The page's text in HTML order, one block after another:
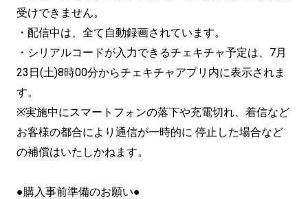
受けできません。
・配信中は、全て自動録画されています。
・シリアルコードが入力できるチェキチャ予定は、7月
23日(土)8時00分からチェキチャアプリ内に表示されま
す。
※実施中にスマートフォンの落下や充電切れ、着信など
お客様の都合により通信が一時的に 停止した場合など
の補償はいたしかねます。
●購入事前準備のお願い●